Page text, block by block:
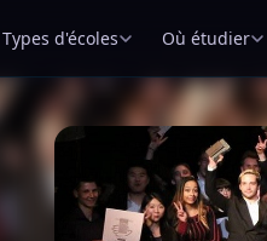
Types d'écoles Où étudier